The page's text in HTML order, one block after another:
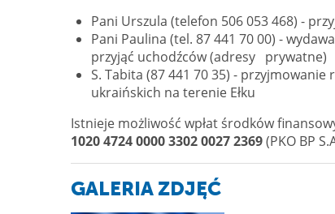
Pani Urszula (telefon 506 053 468) -
Pani Paulina (tel. 87 441 70 00) -
przyjąć uchodźców (adresy prywatne)
S. Tabita (87 441 70 35) -
ukraińskich na terenie Ełku
Istnieje możliwość wpłat środków
1020 4724 0000 3302 0027 2369(PKO BP
GALERIA ZDJĘĆ